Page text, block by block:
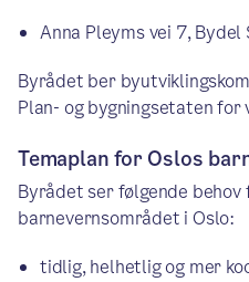
Anna Pleyms vei 7, Bydel
Byrådet ber
Plan- og bygningsetaten for
Temaplan for Oslos
Byrådet ser følgende
barnevernsområdet i Oslo:
tidlig, helhetlig og mer